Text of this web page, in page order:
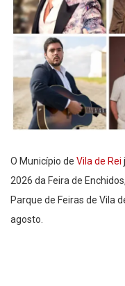
O Município de Vila de Rei
2026 da Feira de
Parque de Feiras de Vila
agosto.